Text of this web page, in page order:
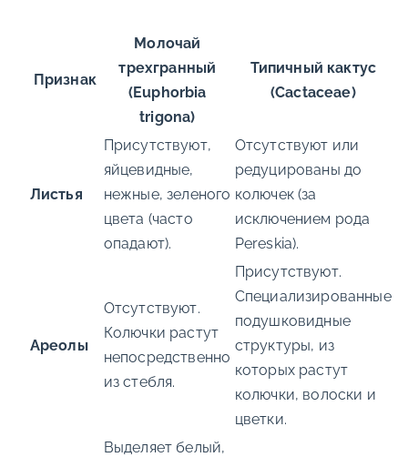
Признак
Молочай
трехгранный
(Euphorbia
trigona)
Типичный кактус
(Cactaceae)
Листья
Присутствуют,
яйцевидные,
нежные, зеленого
цвета (часто
опадают).
Отсутствуют или
редуцированы до
колючек (за
исключением рода
Pereskia).
Ареолы
Отсутствуют.
Колючки растут
непосредственно
из стебля.
Присутствуют.
Специализированные
подушковидные
структуры, из
которых растут
колючки, волоски и
цветки.
Выделяет белый,